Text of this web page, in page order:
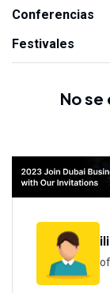
Conferencias
Festivales
No